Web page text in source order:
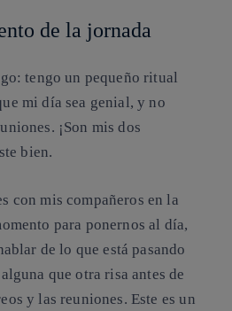
de la jornada
tengo un pequeño ritual
mi día sea genial, y no
¡Son mis dos
bien.
con mis compañeros en la
para ponernos al día,
de lo que está pasando
que otra risa antes de
y las reuniones. Este es un